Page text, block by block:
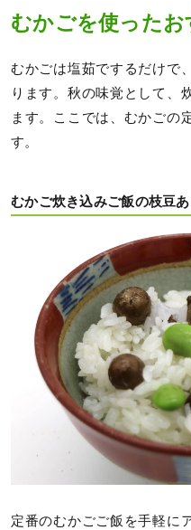
むかごを使った
むかごは塩茹でするだけで
ります。秋の味覚として、
ます。ここでは、むかごの
す。
むかご炊き込みご飯の枝豆あ
定番のむかごご飯を手軽に